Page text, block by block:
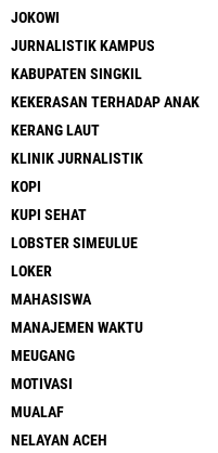
JOKOWI
JURNALISTIK KAMPUS
KABUPATEN SINGKIL
KEKERASAN TERHADAP ANAK
KERANG LAUT
KLINIK JURNALISTIK
KOPI
KUPI SEHAT
LOBSTER SIMEULUE
LOKER
MAHASISWA
MANAJEMEN WAKTU
MEUGANG
MOTIVASI
MUALAF
NELAYAN ACEH